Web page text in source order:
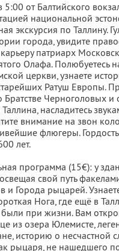
от Балтийского
национальной
экскурсия по Таллину.
города, увидите
патриарх
Олафа. Полюбуетесь
церкви, узнаете
Ратуш Европы.
Черноголовых и
насладитесь
внимание на звон
флюгеры.
лет.
программа (15€): у
свой путь
и Города рыцарей.
Нога, где ещё в
при жизни. Вам
из озера Юлемисте,
историю о несчастной
рыцаря, не нашедшего